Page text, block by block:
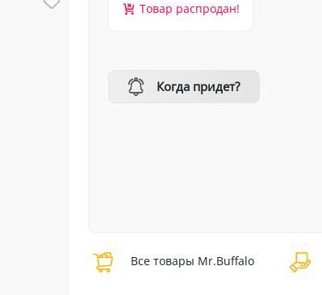
Товар распродан!
Когда придет?
Все товары Mr.Buffalo